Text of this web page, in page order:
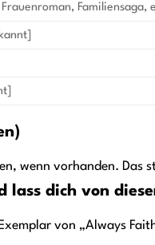
Familiensaga,
wenn vorhanden. Das
lass dich von
von „Always